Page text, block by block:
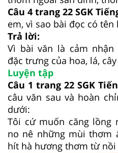
Câu 4 trang 22 SGK
em, vì sao bài đọc có tên
Trả lời:
Vì bài văn là cảm
đặc trưng của hoa, lá,
Luyện tập
Câu 1 trang 22 SGK
câu văn sau và hoàn
dưới:
Tôi cứ muốn căng lồng
no nê những mùi thơm
hít hà hương thơm từ nồi